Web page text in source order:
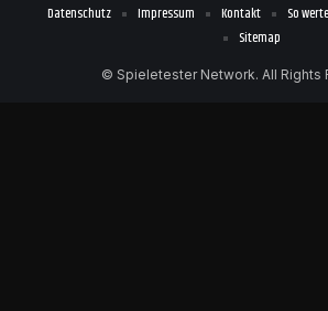
© Spieletester Network. All Rights
Datenschutz Impressum Kontakt
So
Sitemap